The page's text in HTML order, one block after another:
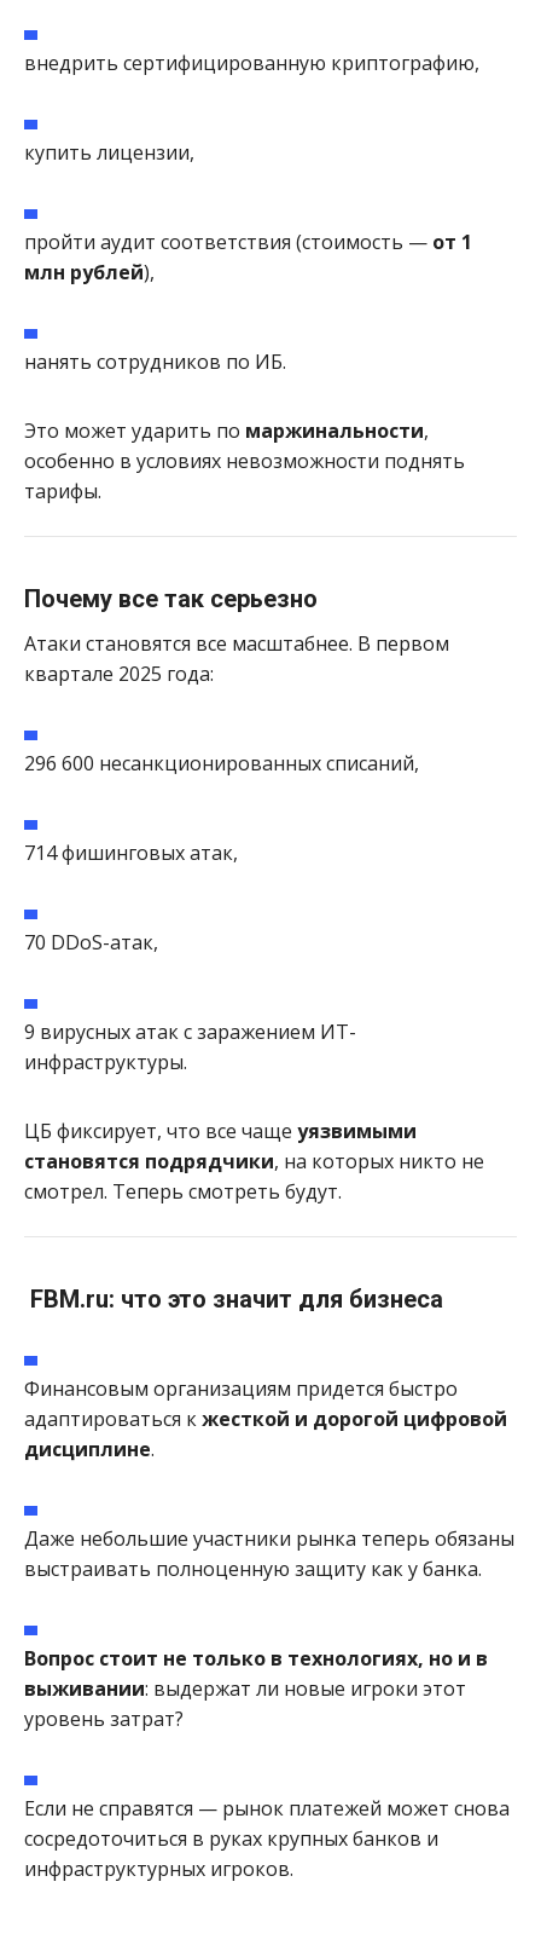
внедрить сертифицированную криптографию,
купить лицензии,
пройти аудит соответствия (стоимость — от 1
млн рублей),
нанять сотрудников по ИБ.
Это может ударить по маржинальности,
особенно в условиях невозможности поднять
тарифы.
Почему все так серьезно
Атаки становятся все масштабнее. В первом
квартале 2025 года:
296 600 несанкционированных списаний,
714 фишинговых атак,
70 DDoS-атак,
9 вирусных атак с заражением ИТ-
инфраструктуры.
ЦБ фиксирует, что все чаще уязвимыми
становятся подрядчики, на которых никто не
смотрел. Теперь смотреть будут.
FBM.ru: что это значит для бизнеса
Финансовым организациям придется быстро
адаптироваться кжесткой и дорогой цифровой
дисциплине.
Даже небольшие участники рынка теперь обязаны
выстраивать полноценную защиту как у банка.
Вопрос стоит не только в технологиях, но и в
выживании: выдержат ли новые игроки этот
уровень затрат?
Если не справятся — рынок платежей может снова
сосредоточиться в руках крупных банков и
инфраструктурных игроков.